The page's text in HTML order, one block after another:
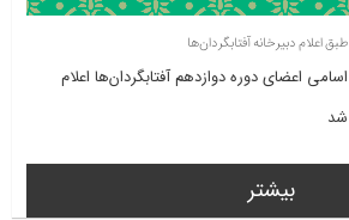
طبق اعلام دبیرخانه آفتابگردان‌ها
اسامی اعضای دوره دوازدهم آفتابگردان‌ها اعلام
شد
بیشتر